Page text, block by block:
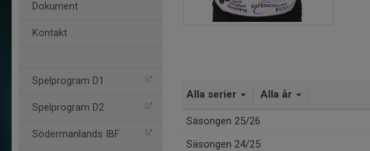
Dokument
Kontakt
Spelprogram D1
Spelprogram D2
Södermanlands IBF
Alla serier Alla år
Säsongen 25/26
Säsongen 24/25